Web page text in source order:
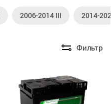
2006-2014 III 2014-
Фильтр